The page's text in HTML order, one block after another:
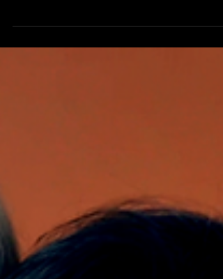
extraordinaires et surtout de faire des découvertes